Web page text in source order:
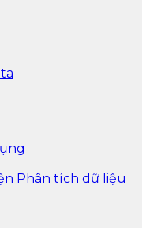
Phân tích dữ liệu